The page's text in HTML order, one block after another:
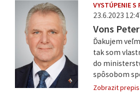
VYSTÚPENIE S
23.6.2023
Vons Peter
Ďakujem
tak som
do
spôsobom
Zobrazit prepis